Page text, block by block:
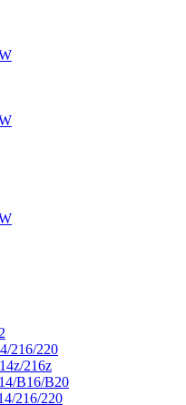
216/220
216z
B16/B20
216/220